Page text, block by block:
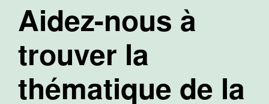
Aidez-nous à
trouver la
thématique de la